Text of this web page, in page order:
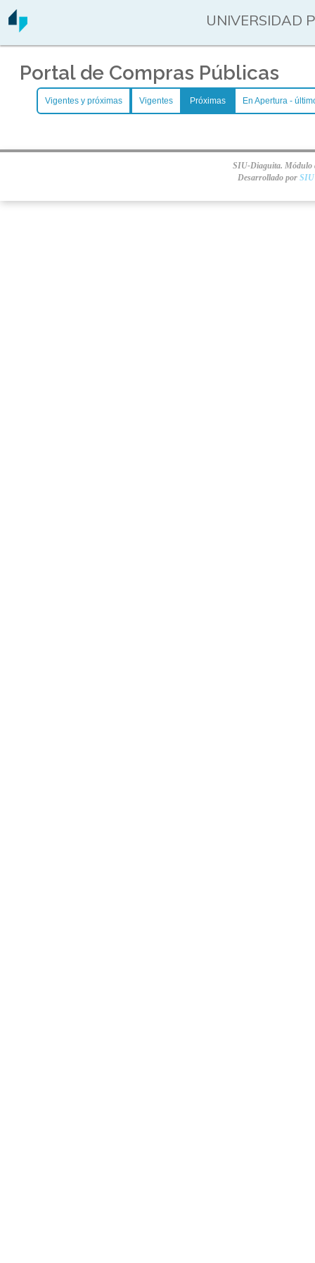
UNIVERSIDAD
Portal de Compras Públicas
Vigentes y próximas Vigentes Próximas En Apertura -
SIU-Diaguita. Módulo
Desarrollado por SIU